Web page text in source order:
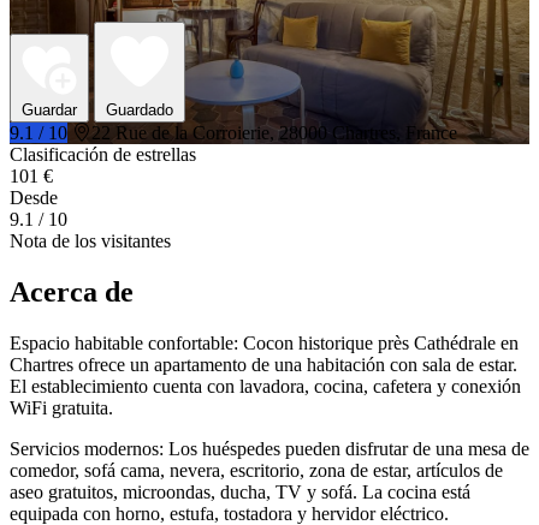
Guardar Guardado
9.1 / 10
22 Rue de la Corroierie, 28000 Chartres, France
Clasificación de estrellas
101 €
Desde
9.1 / 10
Nota de los visitantes
Acerca de
Espacio habitable confortable: Cocon historique près Cathédrale en
Chartres ofrece un apartamento de una habitación con sala de estar.
El establecimiento cuenta con lavadora, cocina, cafetera y conexión
WiFi gratuita.
Servicios modernos: Los huéspedes pueden disfrutar de una mesa de
comedor, sofá cama, nevera, escritorio, zona de estar, artículos de
aseo gratuitos, microondas, ducha, TV y sofá. La cocina está
equipada con horno, estufa, tostadora y hervidor eléctrico.